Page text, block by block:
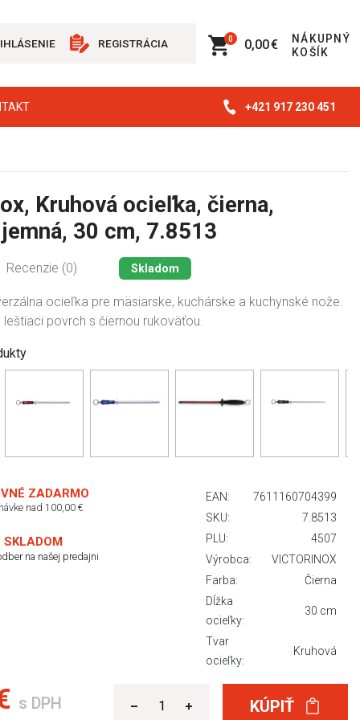
REGISTRÁCIA 0,00 €
NÁKUPNÝ
KOŠÍK
0
+421 917 230 451
Kruhová ocieľka, čierna,
30 cm, 7.8513
Recenzie (0) Skladom
ocieľka pre mäsiarske, kuchárske a kuchynské nože.
leštiaci povrch s čiernou rukoväťou.
ZADARMO
nad 100,00 €
SKLADOM
na našej predajni
EAN:
7611160704399
SKU:
7.8513
PLU:
4507
Výrobca:
VICTORINOX
Farba:
Čierna
Dĺžka
ocieľky:
30 cm
Tvar
ocieľky:
Kruhová
s DPH KÚPIŤ